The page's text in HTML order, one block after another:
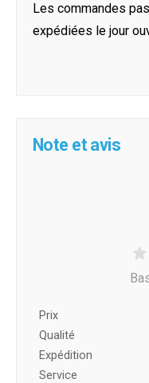
Les commandes
expédiées le jour
Note et avis
Prix ​​
Qualité
Expédition
Service